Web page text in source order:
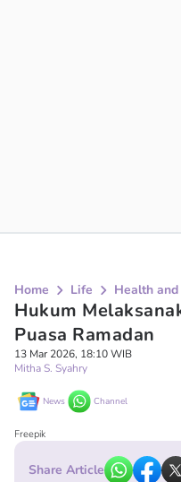
Home Life Health
Hukum
Puasa Ramadan
13 Mar 2026, 18:10 WIB
Mitha S. Syahry
News Channel
Freepik
Share Article